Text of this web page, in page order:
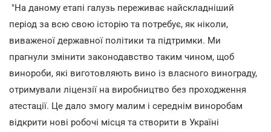
"На даному етапі галузь переживає найскладніший
період за всю свою історію та потребує, як ніколи,
виваженої державної політики та підтримки. Ми
прагнули змінити законодавство таким чином, щоб
винороби, які виготовляють вино із власного винограду,
отримували ліцензії на виробництво без проходження
атестації. Це дало змогу малим і середнім виноробам
відкрити нові робочі місця та створити в Україні